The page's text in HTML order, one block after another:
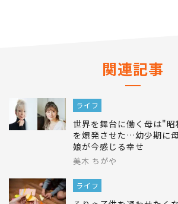
関連記事
ライフ
世界を舞台に働く母は"昭
を爆発させた…幼少期に
娘が今感じる幸せ
美木 ちがや
ライフ